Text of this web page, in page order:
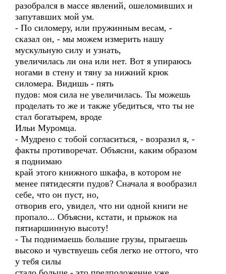
разобрался в массе явлений, ошеломивших и
запутавших мой ум.
- По силомеру, или пружинным весам, -
сказал он, - мы можем измерить нашу
мускульную силу и узнать,
увеличилась ли она или нет. Вот я упираюсь
ногами в стену и тяну за нижний крюк
силомера. Видишь - пять
пудов: моя сила не увеличилась. Ты можешь
проделать то же и также убедиться, что ты не
стал богатырем, вроде
Ильи Муромца.
- Мудрено с тобой согласиться, - возразил я, -
факты противоречат. Объясни, каким образом
я поднимаю
край этого книжного шкафа, в котором не
менее пятидесяти пудов? Сначала я вообразил
себе, что он пуст, но,
отворив его, увидел, что ни одной книги не
пропало... Объясни, кстати, и прыжок на
пятиаршинную высоту!
- Ты поднимаешь большие грузы, прыгаешь
высоко и чувствуешь себя легко не оттого, что
у тебя силы